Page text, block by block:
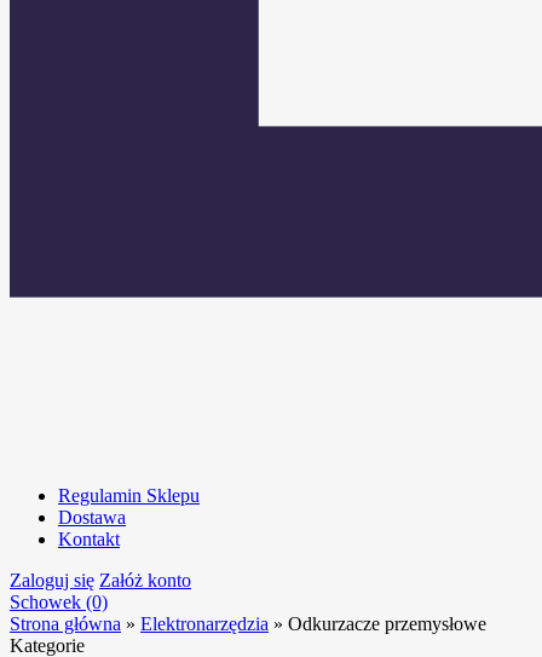
Regulamin Sklepu
Dostawa
Kontakt
Zaloguj się Załóż konto
Schowek (0)
Strona główna » Elektronarzędzia » Odkurzacze przemysłowe
Kategorie